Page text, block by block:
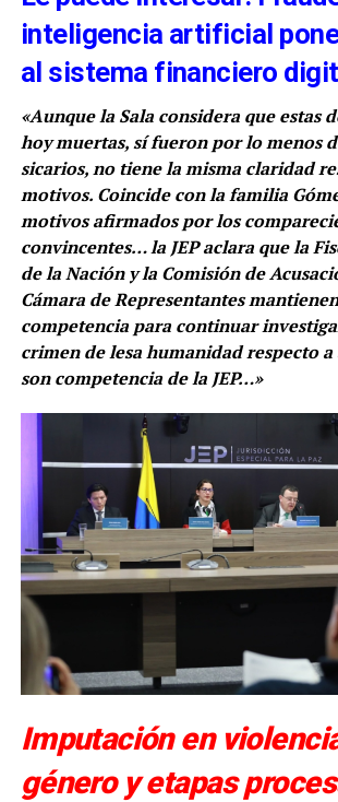
inteligencia artificial
al sistema financiero
«Aunque la Sala considera que estas
hoy muertas, sí fueron por lo menos
sicarios, no tiene la misma claridad
motivos. Coincide con la familia
motivos afirmados por los
convincentes… la JEP aclara que la
de la Nación y la Comisión de
Cámara de Representantes
competencia para continuar
crimen de lesa humanidad respecto a
son competencia de la JEP…»
Imputación en
género y etapas